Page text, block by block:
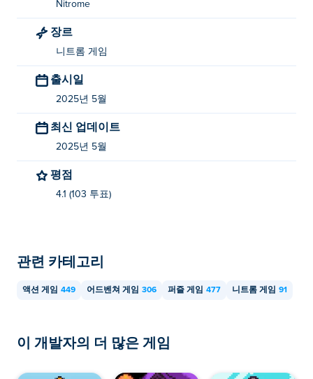
Plunger를 무료로 플레이하려면 어떻게 해야 하
Poki에서 Plunger를 무료로 플레이할 수 있습니다.
플런저를 모바일 기기와 데스크톱에서 플레이할
수 있나요?
플런저는 컴퓨터에서만 플레이할 수 있습니다.
Nitrome
장르
니트롬 게임
출시일
2025년 5월
최신 업데이트
2025년 5월
평점
4.1 (103 투표)
관련 카테고리
액션 게임 449 어드벤쳐 게임 306 퍼즐 게임 477 니트롬 게임 91
이 개발자의 더 많은 게임